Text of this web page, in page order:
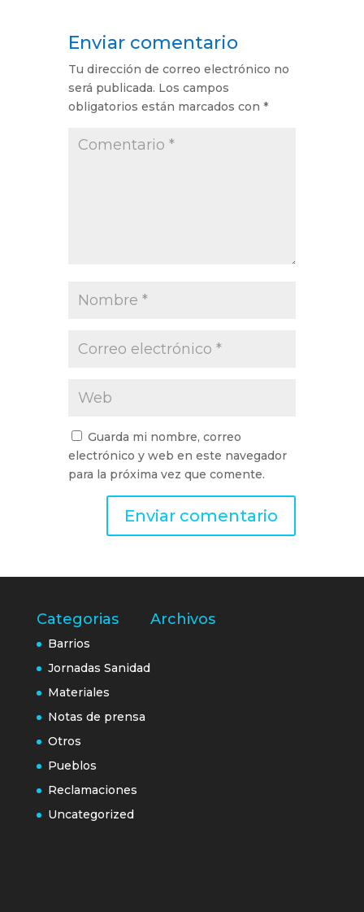
Enviar comentario
Tu dirección de correo electrónico no
será publicada. Los campos
obligatorios están marcados con *
Guarda mi nombre, correo
electrónico y web en este navegador
para la próxima vez que comente.
Categorias
Barrios
Jornadas Sanidad
Materiales
Notas de prensa
Otros
Pueblos
Reclamaciones
Uncategorized
Archivos